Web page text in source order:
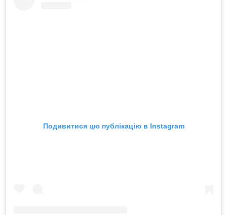
Подивитися цю публікацію в Instagram